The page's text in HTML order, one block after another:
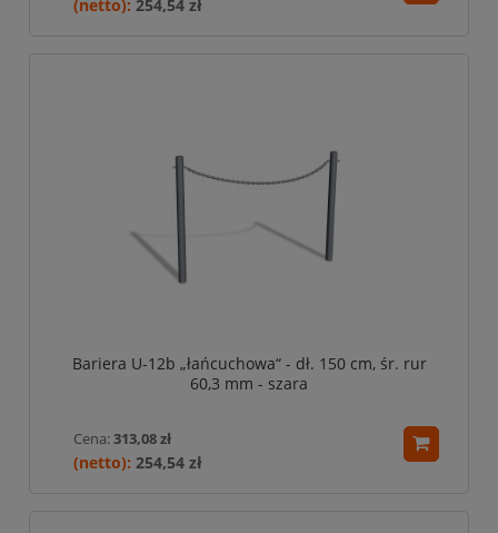
254,54 zł
Bariera U-12b „łańcuchowa“ - dł. 150 cm, śr. rur
60,3 mm - szara
Cena:313,08 zł
254,54 zł